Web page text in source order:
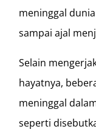
meninggal
sampai ajal
Selain
hayatnya,
meninggal
seperti